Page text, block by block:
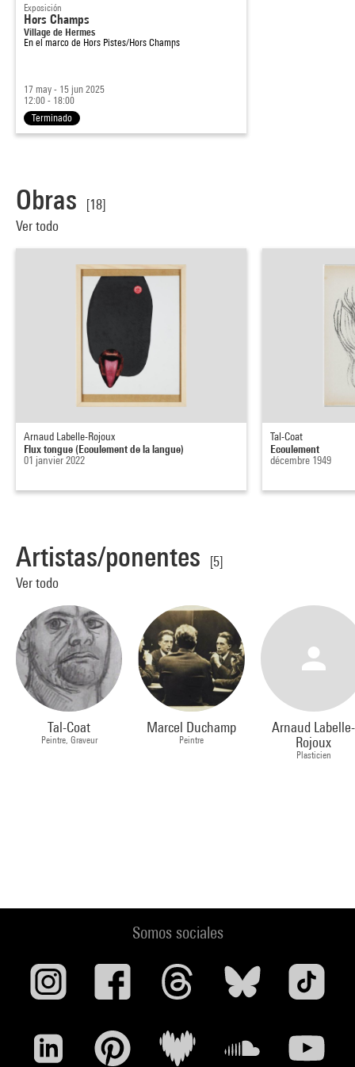
Exposición
Hors Champs
Village de Hermes
En el marco de Hors Pistes/Hors Champs
17 may - 15 jun 2025
12:00 - 18:00
Terminado
Obras
[18]
Ver todo
Arnaud Labelle-Rojoux
Flux tongue (Ecoulement de la langue)
01 janvier 2022
Tal-Coat
Ecoulement
décembre 1949
Artistas/ponentes
[5]
Ver todo
Tal-Coat
Peintre, Graveur
Marcel Duchamp
Peintre
Arnaud Labelle-
Rojoux
Plasticien
Somos sociales